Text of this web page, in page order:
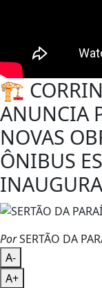
🏗️
ANUNCIA
NOVAS
ÔNIBUS
PorSERTÃO DA
A-
A+